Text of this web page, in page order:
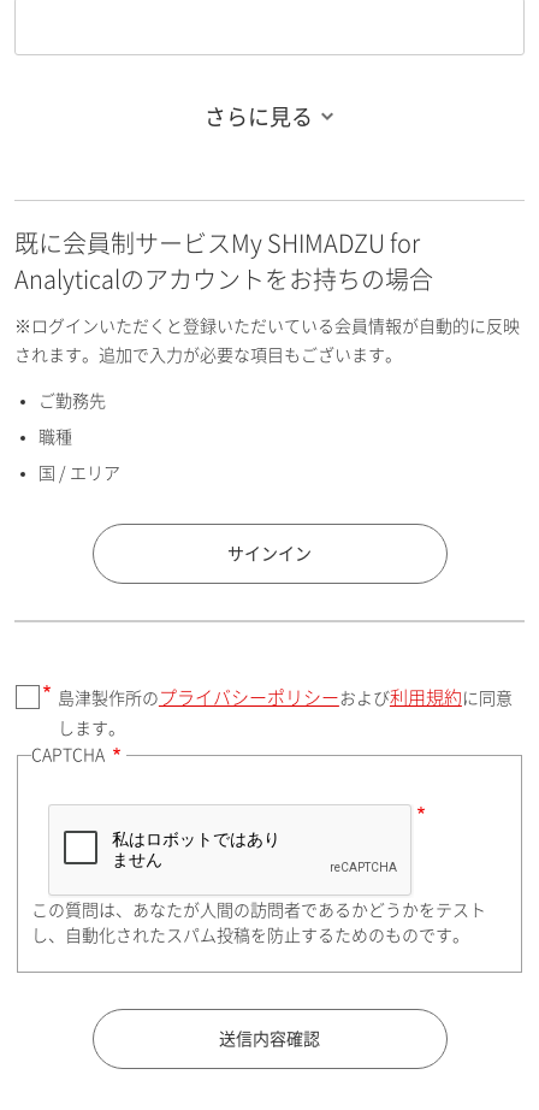
お名前フリガナ（名）
E-mailアドレス（半角英数）
国 / エリア
郵便番号（勤務先）
住所検索
都道府県（勤務先）
さらに見る
既に会員制サービスMy SHIMADZU for
Analyticalのアカウントをお持ちの場合
※ログインいただくと登録いただいている会員情報が自動的に反映
されます。追加で入力が必要な項目もございます。
ご勤務先
職種
国 / エリア
サインイン
島津製作所の プライバシーポリシーおよび利用規約 に同意
します。
CAPTCHA
この質問は、あなたが人間の訪問者であるかどうかをテスト
し、自動化されたスパム投稿を防止するためのものです。